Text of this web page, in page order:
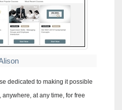
dedicated to making it possible
at any time, for free